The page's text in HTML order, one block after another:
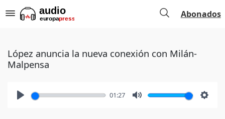
Abonados
López anuncia la nueva conexión con Milán-
Malpensa
01:27